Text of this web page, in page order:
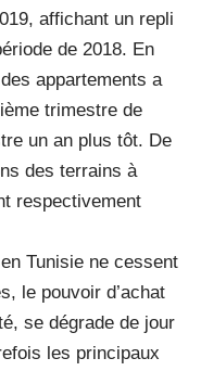
affichant un repli
de 2018. En
appartements a
trimestre de
un an plus tôt. De
des terrains à
respectivement
Tunisie ne cessent
le pouvoir d’achat
se dégrade de jour
les principaux